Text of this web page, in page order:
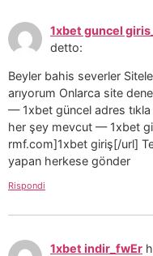
1xbet guncel
detto:
Beyler bahis severler
arıyorum Onlarca site
— 1xbet güncel adres tıkla
her şey mevcut — 1xbet
rmf.com]1xbet giriş[/url]
yapan herkese gönder
Rispondi
1xbet indir_fwEr